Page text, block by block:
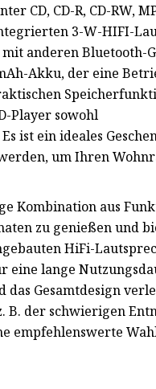
CD, CD-R, CD-RW,
3-W-HIFI-
anderen Bluetooth-
Akku, der eine
Player sowohl
ist ein ideales
um Ihren
Kombination aus
zu genießen und
HiFi-
lange
Gesamtdesign
B. der schwierigen
empfehlenswerte